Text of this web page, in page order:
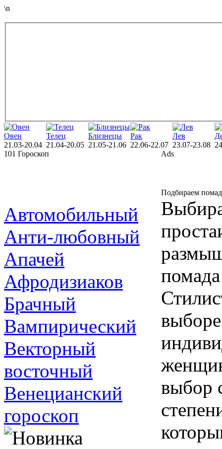
\n
Овен
21.03-20.04
Телец
21.04-20.05
Близнецы
21.05-21.06
Рак
22.06-22.07
Лев
23.07-23.08
101 Гороскоп
Автомобильный
Анти-любовный
Апачей
Афродизиаков
Брачный
Вампирический
Векторный
восточный
Венецианский
гороскоп
Ads
Подбираем
выбор